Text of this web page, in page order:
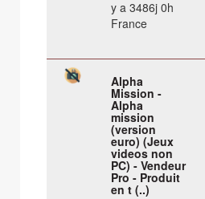
y a 3486j 0h
France
Alpha
Mission -
Alpha
mission
(version
euro) (Jeux
videos non
PC) - Vendeur
Pro - Produit
en t (..)